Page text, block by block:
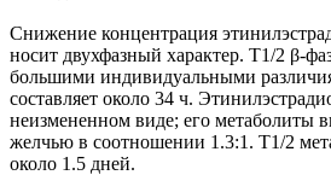
Снижение концентрация
носит двухфазный характер. T1/2 β-
большими индивидуальными
составляет около 34 ч.
неизмененном виде; его метаболиты
желчью в соотношении 1.3:1. T1/2
около 1.5 дней.